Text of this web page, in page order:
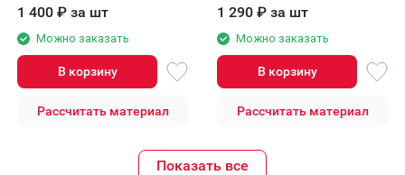
1 400 ₽ за шт
Можно заказать
В корзину
Рассчитать материал
1 290 ₽ за шт
Можно заказать
В корзину
Рассчитать материал
Показать все